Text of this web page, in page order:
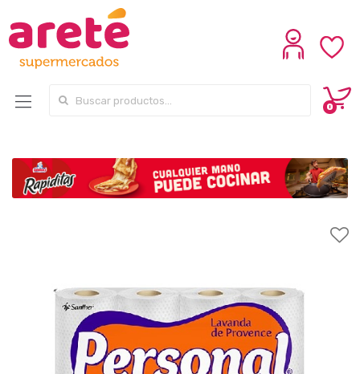
Search for:
0